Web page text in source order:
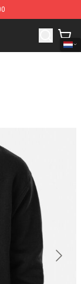
Shop